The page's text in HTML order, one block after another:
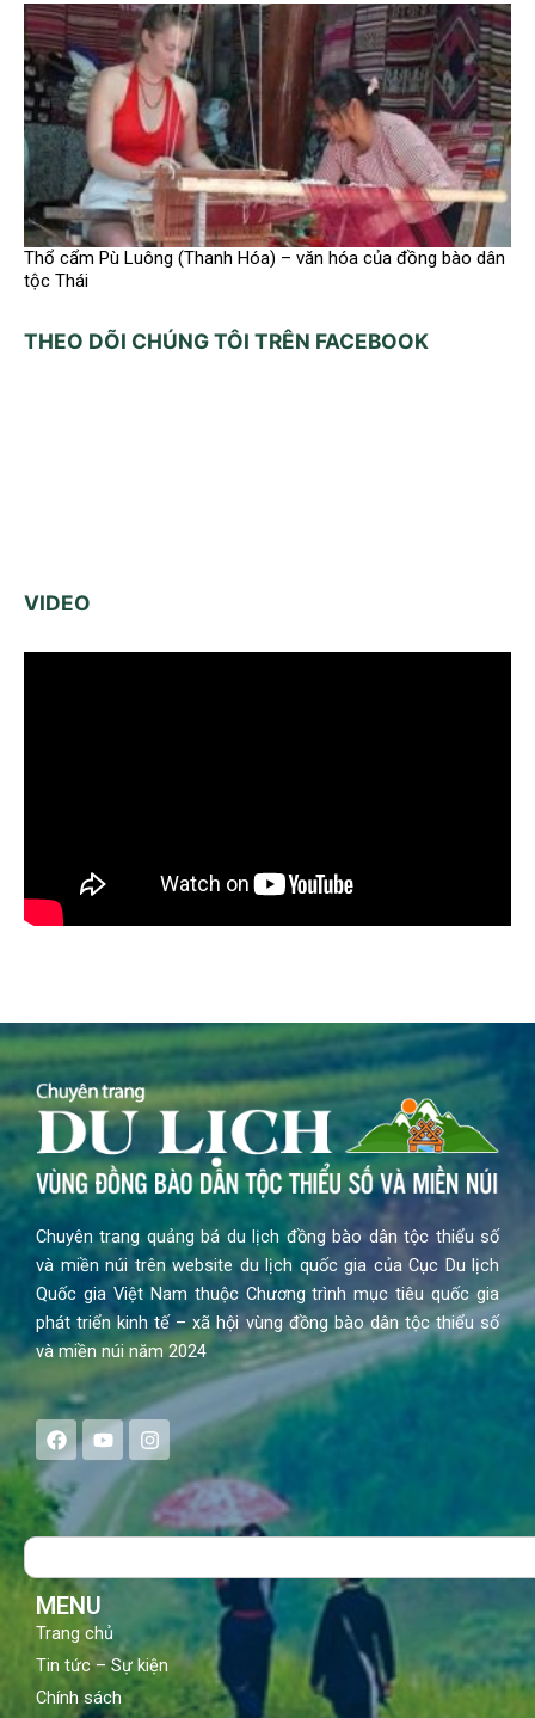
Thổ cẩm Pù Luông (Thanh Hóa) – văn hóa của đồng bào dân
tộc Thái
THEO DÕI CHÚNG TÔI TRÊN FACEBOOK
VIDEO
Chuyên trang quảng bá du lịch đồng bào dân tộc thiểu số
và miền núi trên website du lịch quốc gia của Cục Du lịch
Quốc gia Việt Nam thuộc Chương trình mục tiêu quốc gia
phát triển kinh tế – xã hội vùng đồng bào dân tộc thiểu số
và miền núi năm 2024
F
a
e
b
o
Y
o
t
u
b
I
n
s
a
g
Search
MENU
Trang chủ
Tin tức – Sự kiện
Chính sách